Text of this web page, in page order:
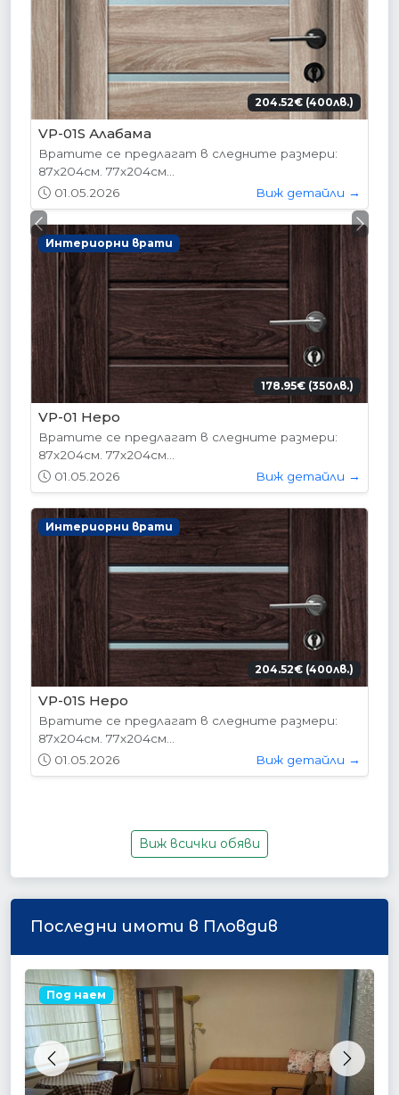
204.52€ (400лв.)
VP-01S Алабама
Вратите се предлагат в следните размери:
87х204см. 77х204см...
01.05.2026
Виж детайли →
Интериорни врати
178.95€ (350лв.)
VP-01 Hepo
Вратите се предлагат в следните размери:
87х204см. 77х204см...
01.05.2026
Виж детайли →
Интериорни врати
204.52€ (400лв.)
VP-01S Hepo
Вратите се предлагат в следните размери:
87х204см. 77х204см...
01.05.2026
Виж детайли →
Previous Next
Виж всички обяви
Последни имоти в Пловдив
Previous Next
Под наем